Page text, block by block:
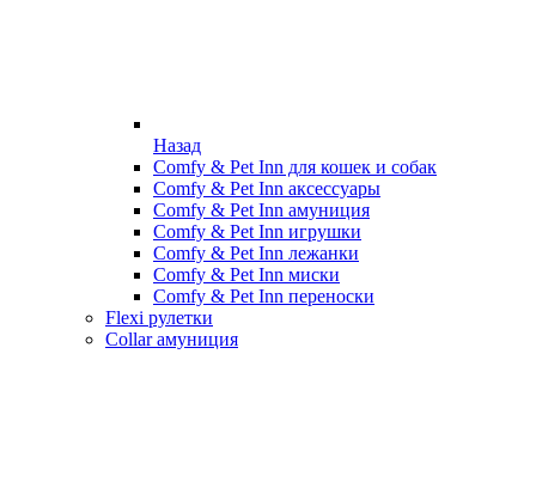
Назад
Comfy & Pet Inn для кошек и собак
Comfy & Pet Inn аксессуары
Comfy & Pet Inn амуниция
Comfy & Pet Inn игрушки
Comfy & Pet Inn лежанки
Comfy & Pet Inn миски
Comfy & Pet Inn переноски
Flexi рулетки
Collar амуниция